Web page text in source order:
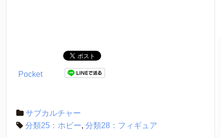
Pocket
サブカルチャー
分類25：ホビー, 分類28：フィギュア